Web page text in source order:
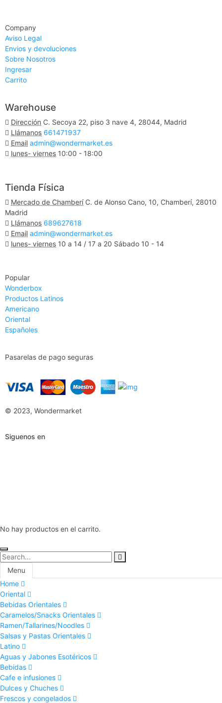
Company
Aviso Legal
Envios y devoluciones
Sobre Nosotros
Ingresar
Carrito
Warehouse
Dirección C. Secoya 22, piso 3 nave 4, 28044, Madrid
Llámanos 661471937
Email admin@wondermarket.es
lunes- viernes 10:00 - 18:00
Tienda Física
Mercado de Chamberí C. de Alonso Cano, 10, Chamberí, 28010
Madrid
Llámanos 689627618
Email admin@wondermarket.es
lunes- viernes 10 a 14 / 17 a 20 Sábado 10 - 14
Popular
Wonderbox
Productos Latinos
Americano
Oriental
Españoles
Pasarelas de pago seguras
© 2023, Wondermarket
Siguenos en
No hay productos en el carrito.
Menu
Home
Oriental
Bebidas Orientales
Caramelos/Snacks Orientales
Ramen/Tallarines/Noodles
Salsas y Pastas Orientales
Latino
Aguas y Jabones Esotéricos
Bebidas
Cafe e infusiones
Dulces y Chuches
Frescos y congelados